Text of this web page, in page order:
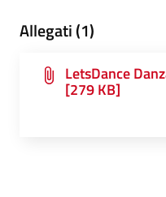
Allegati (1)
LetsDance
[279 KB]